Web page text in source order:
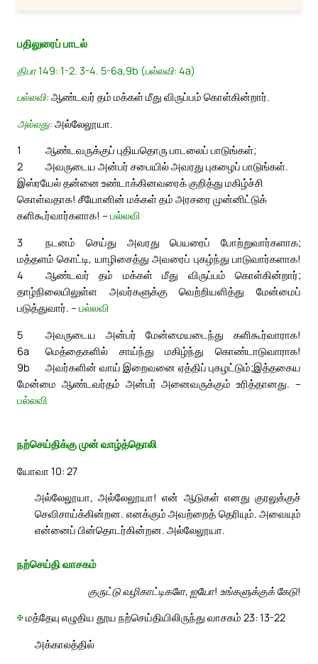
பதிலுரைப் பாடல்
திபா 149: 1-2. 3-4. 5-6a,9b (பல்லவி: 4a)
பல்லவி: ஆண்டவர் தம் மக்கள் மீது விருப்பம் கொள்கின்றார்.
அல்லது: அல்லேலூயா.
1
ஆண்டவருக்குப் புதியதொரு பாடலைப் பாடுங்கள்;
அவருடைய அன்பர் சபையில் அவரது புகழைப் பாடுங்கள்.
2
இஸ்ரயேல் தன்னை உண்டாக்கினவரைக் குறித்து மகிழ்ச்சி
கொள்வதாக! சீயோனின் மக்கள் தம் அரசரை முன்னிட்டுக்
களிகூர்வார்களாக! – பல்லவி
3
நடனம் செய்து அவரது பெயரைப் போற்றுவார்களாக;
மத்தளம் கொட்டி, யாழிசைத்து அவரைப் புகழ்ந்து பாடுவார்களாக!
4
ஆண்டவர் தம் மக்கள் மீது விருப்பம் கொள்கின்றார்;
தாழ்நிலையிலுள்ள அவர்களுக்கு வெற்றியளித்து மேன்மைப்
படுத்துவார். – பல்லவி
5
அவருடைய அன்பர் மேன்மையடைந்து களிகூர்வாராக!
மெத்தைகளில் சாய்ந்து மகிழ்ந்து கொண்டாடுவாராக!
6a
அவர்களின் வாய் இறைவனை ஏத்திப் புகழட்டும்;
9b
இத்தகைய
மேன்மை ஆண்டவர்தம் அன்பர் அனைவருக்கும் உரித்தானது. –
பல்லவி
நற்செய்திக்கு முன் வாழ்த்தொலி
யோவா 10: 27
அல்லேலூயா, அல்லேலூயா! என் ஆடுகள் எனது குரலுக்குச்
செவிசாய்க்கின்றன. எனக்கும் அவற்றைத் தெரியும். அவையும்
என்னைப் பின்தொடர்கின்றன. அல்லேலூயா.
நற்செய்தி வாசகம்
குருட்டு வழிகாட்டிகளே, ஐயோ! உங்களுக்குக் கேடு!
✠மத்தேயு எழுதிய தூய நற்செய்தியிலிருந்து வாசகம் 23: 13-22
அக்காலத்தில்